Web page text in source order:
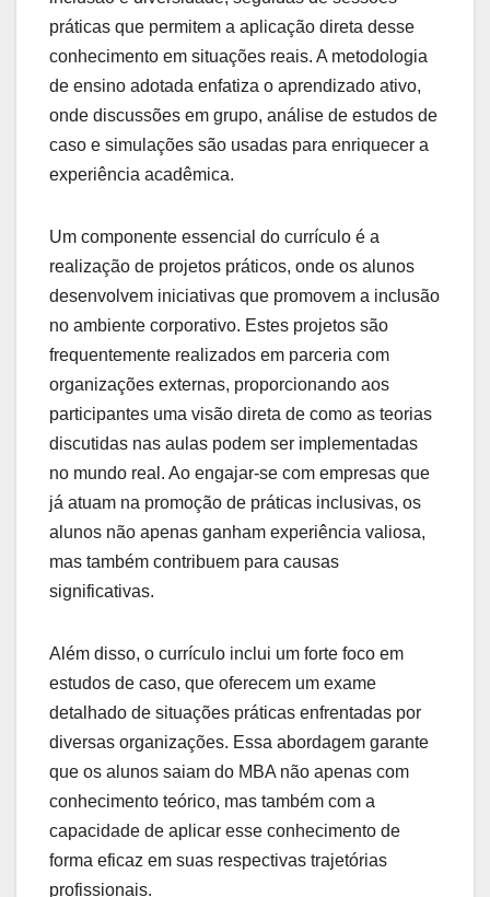
práticas que permitem a aplicação direta desse
conhecimento em situações reais. A metodologia
de ensino adotada enfatiza o aprendizado ativo,
onde discussões em grupo, análise de estudos de
caso e simulações são usadas para enriquecer a
experiência acadêmica.
Um componente essencial do currículo é a
realização de projetos práticos, onde os alunos
desenvolvem iniciativas que promovem a inclusão
no ambiente corporativo. Estes projetos são
frequentemente realizados em parceria com
organizações externas, proporcionando aos
participantes uma visão direta de como as teorias
discutidas nas aulas podem ser implementadas
no mundo real. Ao engajar-se com empresas que
já atuam na promoção de práticas inclusivas, os
alunos não apenas ganham experiência valiosa,
mas também contribuem para causas
significativas.
Além disso, o currículo inclui um forte foco em
estudos de caso, que oferecem um exame
detalhado de situações práticas enfrentadas por
diversas organizações. Essa abordagem garante
que os alunos saiam do MBA não apenas com
conhecimento teórico, mas também com a
capacidade de aplicar esse conhecimento de
forma eficaz em suas respectivas trajetórias
profissionais.